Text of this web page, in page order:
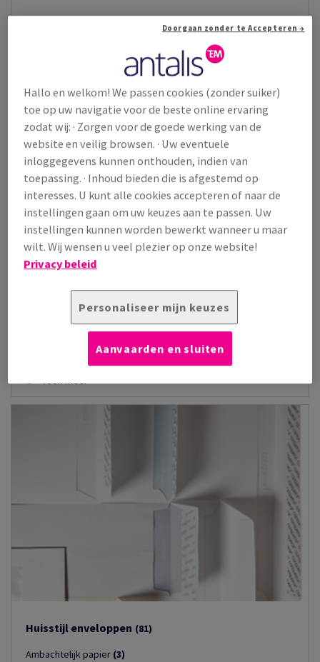
Commerciële enveloppen (104)
Balgenveloppen(2)
Antalis Classic(9)
Toon meer
Huisstijl enveloppen (81)
Ambachtelijk papier (3)
Hallo en welkom! We passen cookies (zonder suiker)
toe op uw navigatie voor de beste online ervaring
zodat wij: · Zorgen voor de goede werking van de
website en veilig browsen. · Uw eventuele
inloggegevens kunnen onthouden, indien van
toepassing. · Inhoud bieden die is afgestemd op
interesses. U kunt alle cookies accepteren of naar de
instellingen gaan om uw keuzes aan te passen. Uw
instellingen kunnen worden bewerkt wanneer u maar
wilt. Wij wensen u veel plezier op onze website!
Privacy beleid
Personaliseer mijn keuzes
Doorgaan zonder te Accepteren →
Aanvaarden en sluiten